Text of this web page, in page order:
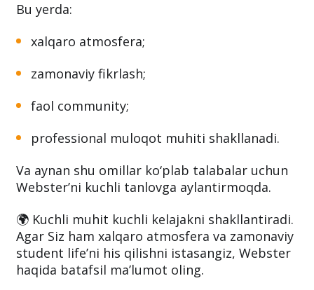
Bu yerda:
xalqaro atmosfera;
zamonaviy fikrlash;
faol community;
professional muloqot muhiti shakllanadi.
Va aynan shu omillar ko‘plab talabalar uchun
Webster’ni kuchli tanlovga aylantirmoqda.
🌍 Kuchli muhit kuchli kelajakni shakllantiradi.
Agar Siz ham xalqaro atmosfera va zamonaviy
student life’ni his qilishni istasangiz, Webster
haqida batafsil ma’lumot oling.